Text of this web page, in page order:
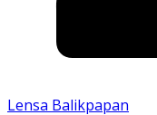
Lensa Balikpapan